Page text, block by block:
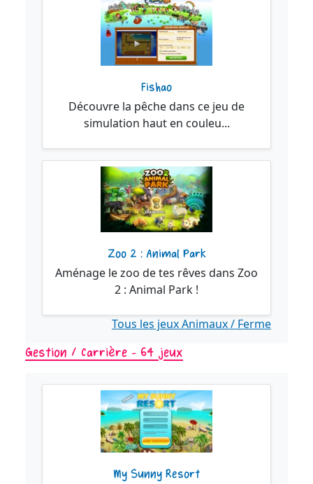
Fishao
Découvre la pêche dans ce jeu de
simulation haut en couleu...
Zoo 2 : Animal Park
Aménage le zoo de tes rêves dans Zoo
2 : Animal Park !
Tous les jeux Animaux / Ferme
Gestion / Carrière - 64 jeux
My Sunny Resort